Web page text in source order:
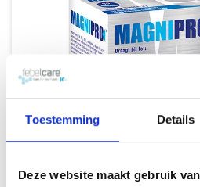
Toestemming Details
Deze website maakt gebruik